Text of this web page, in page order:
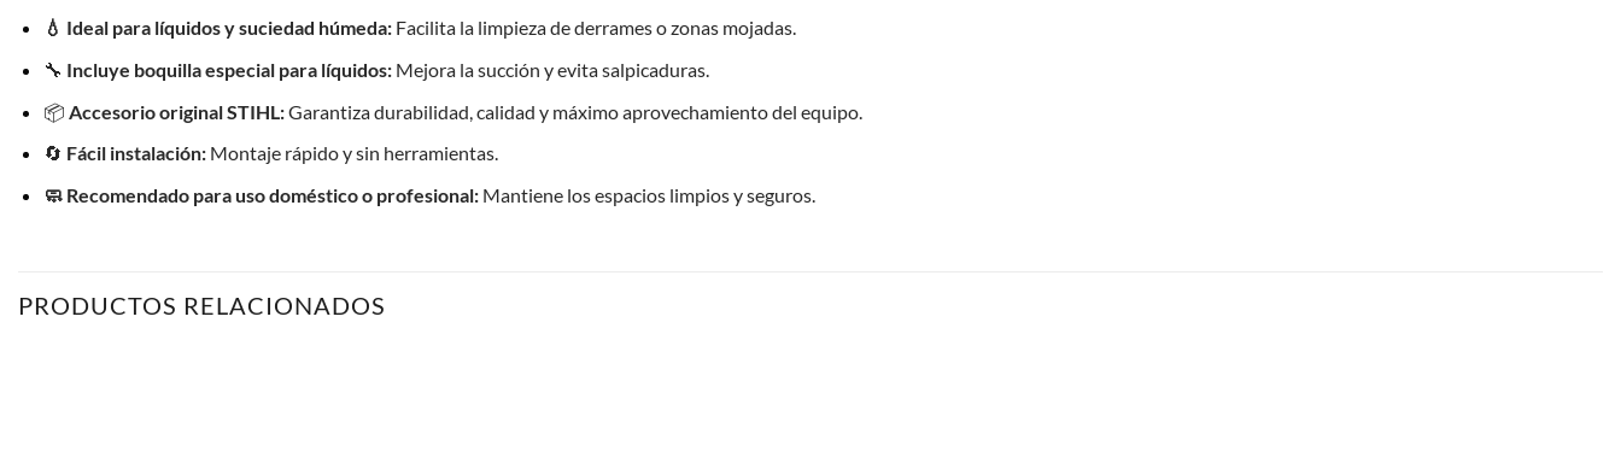
💧 Ideal para líquidos y suciedad húmeda:Facilita la limpieza de derrames o zonas mojadas.
🔧 Incluye boquilla especial para líquidos:Mejora la succión y evita salpicaduras.
📦 Accesorio original STIHL:Garantiza durabilidad, calidad y máximo aprovechamiento del equipo.
🔄 Fácil instalación:Montaje rápido y sin herramientas.
🧼 Recomendado para uso doméstico o profesional:Mantiene los espacios limpios y seguros.
PRODUCTOS RELACIONADOS